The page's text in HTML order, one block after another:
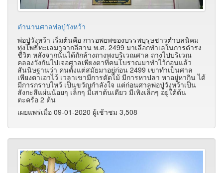
ตำนานศาลพ่อปู่วังหว้า
พ่อปู่วังหว้า เริ่มต้นคือ การอพยพของบรรพบุรุษชาวตำบลนิคม
ทุ่งโพธิ์ทะเลมาจากอีสาน พ.ศ. 2499 มาเลือกทำเลในการดำรง
ชีวิต หลังจากนั้นได้ถักล้างถางพงบริเวณศาล ถางไปบริเวณ
คลองวังกันไปเจอศาลเพียงตาที่คนโบราณมาทำไว้ก่อนแล้ว
สันนิษฐานว่า คนตั้งแต่สมัยมาอยู่ก่อน 2499 เขาทำเป็นศาล
เพียงตาเอาไว้ เวลาเขามีการตัดไม้ มีการหาปลา หาอยู่หากิน ได้
มีการกราบไหว้ เป็นขวัญกำลังใจ แต่ก่อนศาลพ่อปู่วังหว้าเป็น
สังกะสีแผ่นน้อยๆ เล็กๆ มีเสาต้นเดียว มีเพิงเล็กๆ อยู่ใต้ต้น
ตะคร้อ 2 ต้น
เผยแพร่เมื่อ 09-01-2020 ผู้เช้าชม 3,508